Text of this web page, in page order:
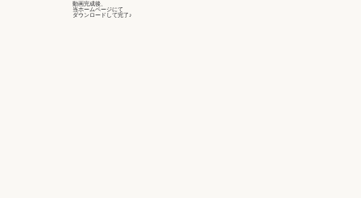
動画完成後、
当ホームページにて
ダウンロードして完了♪